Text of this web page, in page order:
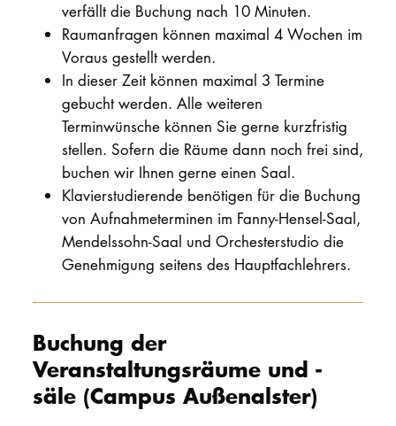
verfällt die Buchung nach 10 Minuten.
Raumanfragen können maximal 4 Wochen im
Voraus gestellt werden.
In dieser Zeit können maximal 3 Termine
gebucht werden. Alle weiteren
Terminwünsche können Sie gerne kurzfristig
stellen. Sofern die Räume dann noch frei sind,
buchen wir Ihnen gerne einen Saal.
Klavierstudierende benötigen für die Buchung
von Aufnahmeterminen im Fanny-Hensel-Saal,
Mendelssohn-Saal und Orchesterstudio die
Genehmigung seitens des Hauptfachlehrers.
Buchung der
Veranstaltungsräume und -
säle (Campus Außenalster)